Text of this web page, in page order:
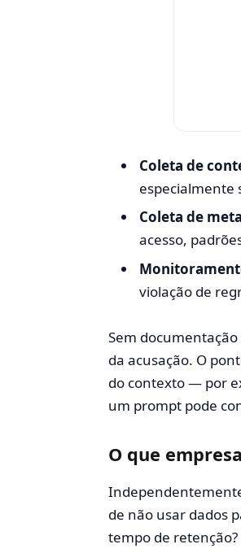
Coleta de
especialmente
Coleta de
acesso,
violação de
Sem
da acusação. O
do contexto — por
um prompt pode
O que
de não usar dados
tempo de